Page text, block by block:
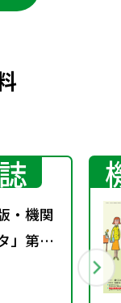
・機関
」第14
科専
ト！～